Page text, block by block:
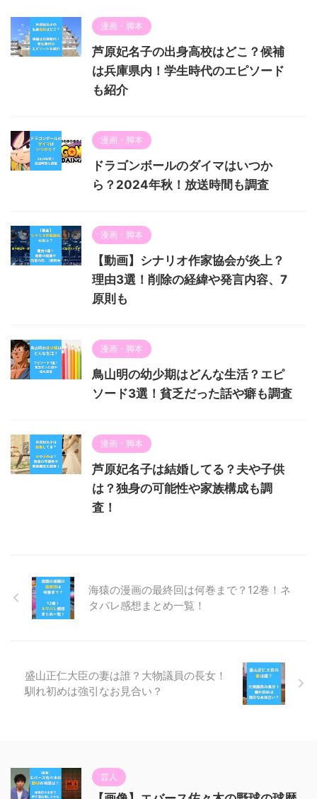
漫画・脚本
芦原妃名子の出身高校はどこ？候補
は兵庫県内！学生時代のエピソード
も紹介
漫画・脚本
ドラゴンボールのダイマはいつか
ら？2024年秋！放送時間も調査
漫画・脚本
【動画】シナリオ作家協会が炎上？
理由3選！削除の経緯や発言内容、7
原則も
漫画・脚本
鳥山明の幼少期はどんな生活？エピ
ソード3選！貧乏だった話や癖も調査
漫画・脚本
芦原妃名子は結婚してる？夫や子供
は？独身の可能性や家族構成も調
査！
海猿の漫画の最終回は何巻まで？12巻！ネ
タバレ感想まとめ一覧！
盛山正仁大臣の妻は誰？大物議員の長女！
馴れ初めは強引なお見合い？
芸人